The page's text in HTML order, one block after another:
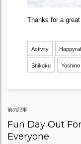
Thanks for a
Activity
Shikoku
Post
navigation
前の記事
Fun Day Out For
Everyone